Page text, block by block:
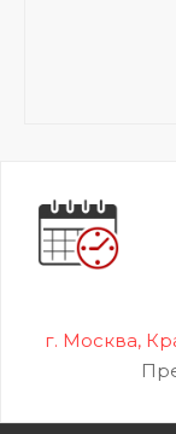
г. Москва,